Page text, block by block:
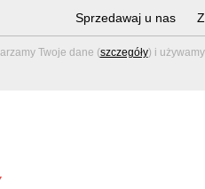
Twoje dane (szczegóły) i
Sprzedawaj u nas